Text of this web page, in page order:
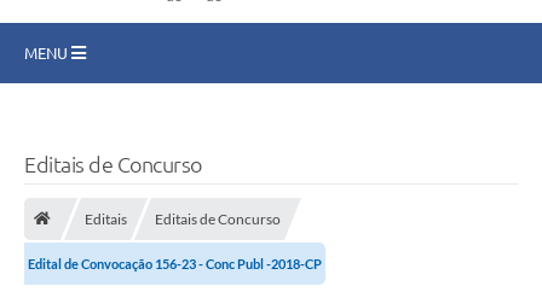
MENU
Turismo
Ouvidoria
Editais de Concurso
Editais Editais de Concurso
Edital de Convocação 156-23 - Conc Publ -2018-CP